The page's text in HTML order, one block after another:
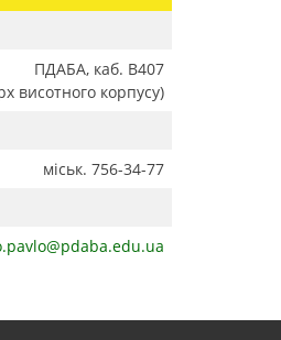
ПДАБА, каб. В407
висотного корпусу)
міськ. 756-34-77